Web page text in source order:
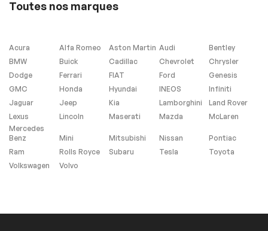
Antipatinage
Extra
Contrôle de
Stabilité
Toutes nos marques
Acura Alfa Romeo Aston Martin Audi
Bentley
BMW
Buick Cadillac Chevrolet
Chrysler
Dodge
Ferrari FIAT Ford
Genesis
GMC
Honda Hyundai INEOS
Infiniti
Jaguar
Jeep Kia Lamborghini
Land Rover
Lexus
Lincoln Maserati Mazda
McLaren
Mercedes
Benz
Mini Mitsubishi Nissan
Pontiac
Ram
Rolls Royce Subaru Tesla
Toyota
Volkswagen
Volvo